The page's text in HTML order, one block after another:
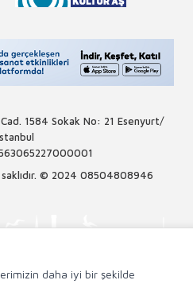
1584 Sokak No: 21 Esenyurt/
© 2024 08504808946
daha iyi bir şekilde